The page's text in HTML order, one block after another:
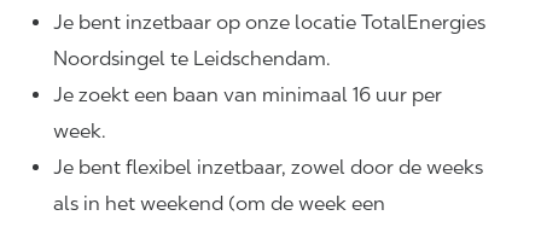
Je bent inzetbaar op onze locatie TotalEnergies
Noordsingel te Leidschendam.
Je zoekt een baan van minimaal 16 uur per
week.
Je bent flexibel inzetbaar, zowel door de weeks
als in het weekend (om de week een